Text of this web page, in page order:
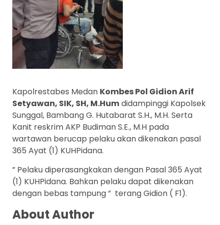
Kapolrestabes Medan Kombes Pol Gidion Arif
Setyawan, SIK, SH, M.Humdidampinggi Kapolsek
Sunggal, Bambang G. Hutabarat S.H., M.H. Serta
Kanit reskrim AKP Budiman S.E., M.H pada
wartawan berucap pelaku akan dikenakan pasal
365 Ayat (1) KUHPidana.
” Pelaku diperasangkakan dengan Pasal 365 Ayat
(1) KUHPidana. Bahkan pelaku dapat dikenakan
dengan bebas tampung ” terang Gidion ( F1).
About Author